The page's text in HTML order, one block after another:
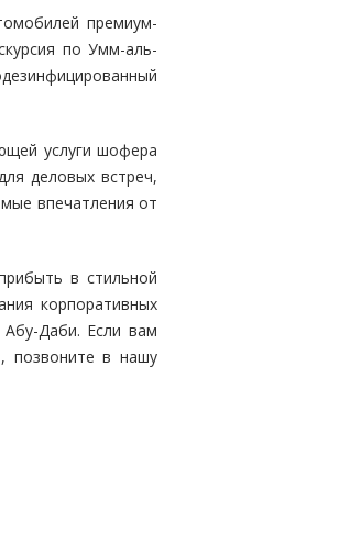
премиум-
по Умм-аль-
услуги шофера
деловых встреч,
впечатления от
в стильной
корпоративных
Даби. Если вам
позвоните в нашу